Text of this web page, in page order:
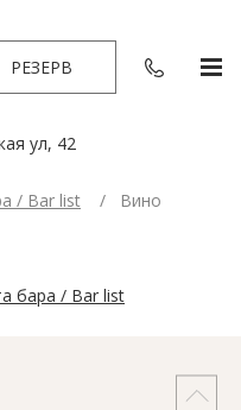
РЕЗЕРВ
ул, 42
/ Bar list Вино
бара / Bar list